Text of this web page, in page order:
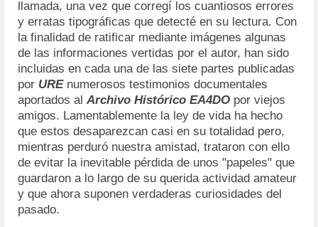
llamada, una vez que corregí los cuantiosos errores
y erratas tipográficas que detecté en su lectura. Con
la finalidad de ratificar mediante imágenes algunas
de las informaciones vertidas por el autor, han sido
incluidas en cada una de las siete partes publicadas
por UREnumerosos testimonios documentales
aportados alArchivo Histórico EA4DO por viejos
amigos. Lamentablemente la ley de vida ha hecho
que estos desaparezcan casi en su totalidad pero,
mientras perduró nuestra amistad, trataron con ello
de evitar la inevitable pérdida de unos "papeles" que
guardaron a lo largo de su querida actividad amateur
y que ahora suponen verdaderas curiosidades del
pasado.